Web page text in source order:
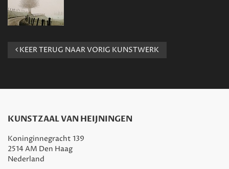
KEER TERUG NAAR VORIG KUNSTWERK
KUNSTZAAL VAN HEIJNINGEN
Koninginnegracht 139
2514 AM Den Haag
Nederland